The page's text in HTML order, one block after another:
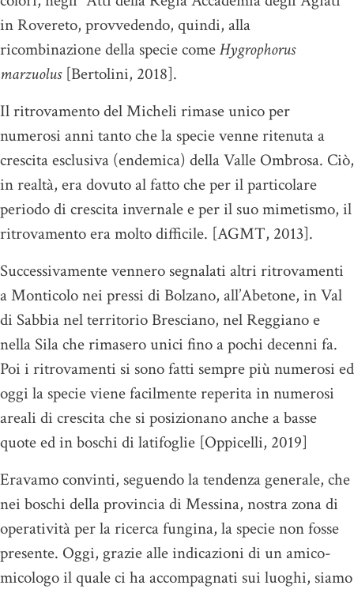
in Rovereto, provvedendo, quindi, alla
ricombinazione della specie comeHygrophorus
marzuolus [Bertolini, 2018].
Il ritrovamento del Micheli rimase unico per
numerosi anni tanto che la specie venne ritenuta a
crescita esclusiva (endemica) della Valle Ombrosa. Ciò,
in realtà, era dovuto al fatto che per il particolare
periodo di crescita invernale e per il suo mimetismo, il
ritrovamento era molto difficile. [AGMT, 2013].
Successivamente vennero segnalati altri ritrovamenti
a Monticolo nei pressi di Bolzano, all’Abetone, in Val
di Sabbia nel territorio Bresciano, nel Reggiano e
nella Sila che rimasero unici fino a pochi decenni fa.
Poi i ritrovamenti si sono fatti sempre più numerosi ed
oggi la specie viene facilmente reperita in numerosi
areali di crescita che si posizionano anche a basse
quote ed in boschi di latifoglie [Oppicelli, 2019]
Eravamo convinti, seguendo la tendenza generale, che
nei boschi della provincia di Messina, nostra zona di
operatività per la ricerca fungina, la specie non fosse
presente. Oggi, grazie alle indicazioni di un amico-
micologo il quale ci ha accompagnati sui luoghi, siamo